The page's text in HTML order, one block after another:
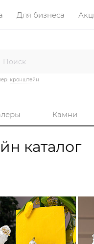
Для бизнеса
кронштейн
Камни
каталог